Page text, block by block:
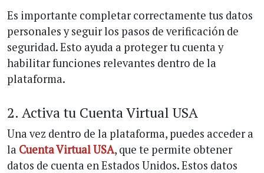
Es importante completar correctamente tus datos
personales y seguir los pasos de verificación de
seguridad. Esto ayuda a proteger tu cuenta y
habilitar funciones relevantes dentro de la
plataforma.
2. Activa tu Cuenta Virtual USA
Una vez dentro de la plataforma, puedes acceder a
la Cuenta Virtual USA, que te permite obtener
datos de cuenta en Estados Unidos. Estos datos